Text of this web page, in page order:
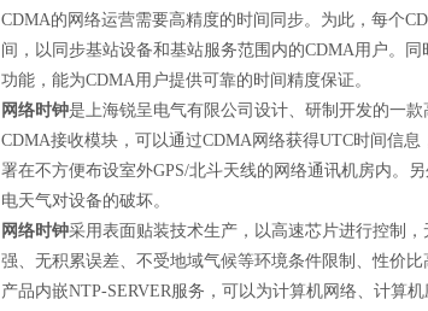
CDMA的网络运营需要高精度的时间同步。为此，每个
间，以同步基站设备和基站服务范围内的CDMA用户。同
功能，能为CDMA用户提供可靠的时间精度保证。
网络时钟是上海锐呈电气有限公司设计、研制开发的一
CDMA接收模块，可以通过CDMA网络获得UTC时间信息
署在不方便布设室外GPS/北斗天线的网络通讯机房内。
电天气对设备的破坏。
网络时钟采用表面贴装技术生产，以高速芯片进行控制
强、无积累误差、不受地域气候等环境条件限制、性价
产品内嵌NTP-SERVER服务，可以为计算机网络、计算